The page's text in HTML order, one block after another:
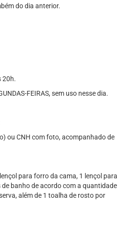
do dia anterior.
20h.
FEIRAS, sem uso nesse dia.
ou CNH com foto, acompanhado de
para forro da cama, 1 lençol para
banho de acordo com a quantidade
além de 1 toalha de rosto por